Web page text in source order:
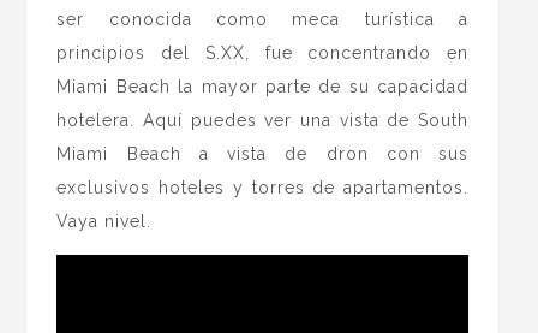
ser conocida como meca turística a
principios del S.XX, fue concentrando en
Miami Beach la mayor parte de su capacidad
hotelera. Aquí puedes ver una vista de South
Miami Beach a vista de dron con sus
exclusivos hoteles y torres de apartamentos.
Vaya nivel.